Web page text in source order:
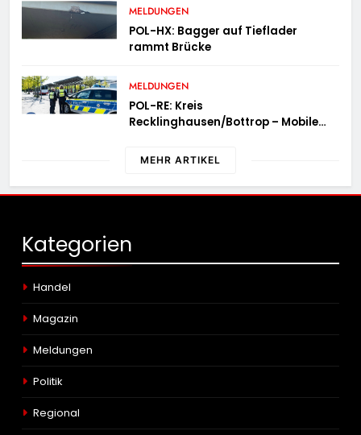
MELDUNGEN
POL-HX: Bagger auf Tieflader
rammt Brücke
MELDUNGEN
POL-RE: Kreis
Recklinghausen/Bottrop – Mobile
„PräsenzPlus“
MEHR ARTIKEL
Kategorien
Handel
Magazin
Meldungen
Politik
Regional